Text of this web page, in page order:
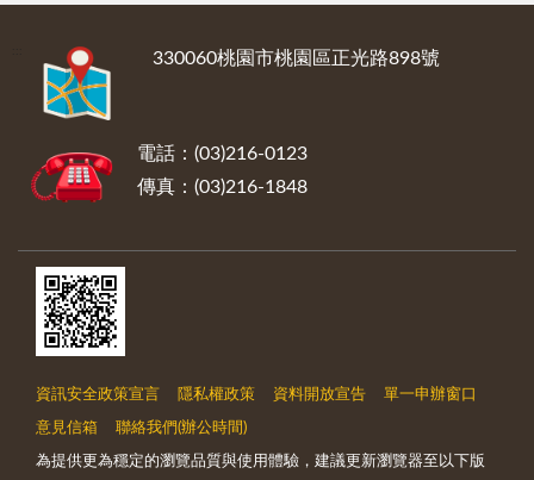
330060桃園市桃園區正光路898號
電話：(03)216-0123
傳真：(03)216-1848
資訊安全政策宣言 隱私權政策 資料開放宣告 單一申辦窗口
意見信箱 聯絡我們(辦公時間)
為提供更為穩定的瀏覽品質與使用體驗，建議更新瀏覽器至以下版